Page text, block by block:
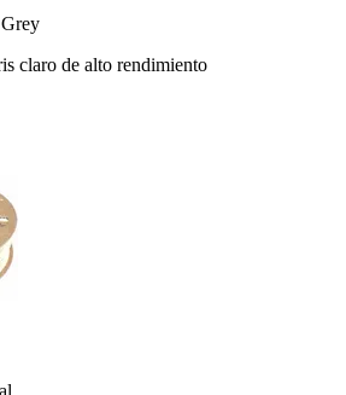
claro de alto rendimiento